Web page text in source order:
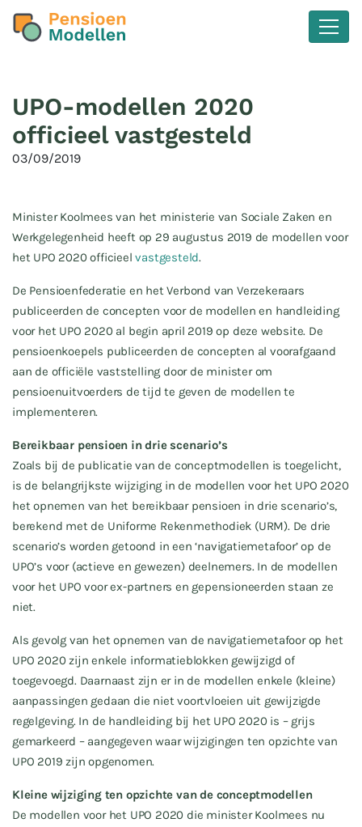
UPO-modellen 2020
officieel vastgesteld
03/09/2019
Minister Koolmees van het ministerie van Sociale Zaken en
Werkgelegenheid heeft op 29 augustus 2019 de modellen voor
het UPO 2020 officieelvastgesteld.
De Pensioenfederatie en het Verbond van Verzekeraars
publiceerden de concepten voor de modellen en handleiding
voor het UPO 2020 al begin april 2019 op deze website. De
pensioenkoepels publiceerden de concepten al voorafgaand
aan de officiële vaststelling door de minister om
pensioenuitvoerders de tijd te geven de modellen te
implementeren.
Bereikbaar pensioen in drie scenario’s
Zoals bij de publicatie van de conceptmodellen is toegelicht,
is de belangrijkste wijziging in de modellen voor het UPO 2020
het opnemen van het bereikbaar pensioen in drie scenario’s,
berekend met de Uniforme Rekenmethodiek (URM). De drie
scenario’s worden getoond in een ‘navigatiemetafoor’ op de
UPO’s voor (actieve en gewezen) deelnemers. In de modellen
voor het UPO voor ex-partners en gepensioneerden staan ze
niet.
Als gevolg van het opnemen van de navigatiemetafoor op het
UPO 2020 zijn enkele informatieblokken gewijzigd of
toegevoegd. Daarnaast zijn er in de modellen enkele (kleine)
aanpassingen gedaan die niet voortvloeien uit gewijzigde
regelgeving. In de handleiding bij het UPO 2020 is – grijs
gemarkeerd – aangegeven waar wijzigingen ten opzichte van
UPO 2019 zijn opgenomen.
Kleine wijziging ten opzichte van de conceptmodellen
De modellen voor het UPO 2020 die minister Koolmees nu